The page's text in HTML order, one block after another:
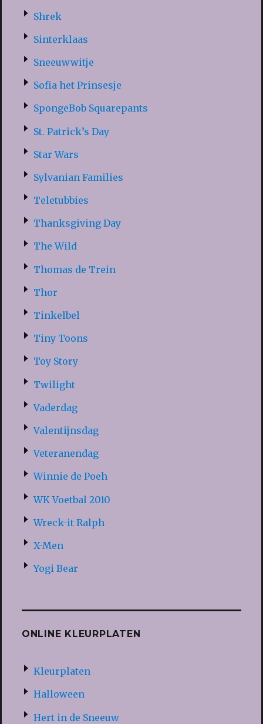
Shrek
Sinterklaas
Sneeuwwitje
Sofia het Prinsesje
SpongeBob Squarepants
St. Patrick’s Day
Star Wars
Sylvanian Families
Teletubbies
Thanksgiving Day
The Wild
Thomas de Trein
Thor
Tinkelbel
Tiny Toons
Toy Story
Twilight
Vaderdag
Valentijnsdag
Veteranendag
Winnie de Poeh
WK Voetbal 2010
Wreck-it Ralph
X-Men
Yogi Bear
ONLINE KLEURPLATEN
Kleurplaten
Halloween
Hert in de Sneeuw